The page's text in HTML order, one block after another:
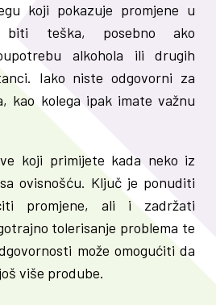
koji pokazuje promjene u
biti teška, posebno ako
alkohola ili drugih
Iako niste odgovorni za
kao kolega ipak imate važnu
koji primijete kada neko iz
ovisnošću. Ključ je ponuditi
promjene, ali i zadržati
tolerisanje problema te
može omogućiti da
više prodube.